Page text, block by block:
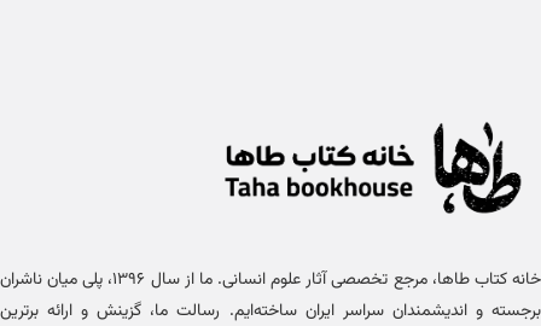
خانه کتاب طاها، مرجع تخصصی آثار علوم انسانی. ما از سال ۱۳۹۶، پلی میان ناشران
برجسته و اندیشمندان سراسر ایران ساخته‌ایم. رسالت ما، گزینش و ارائه برترین